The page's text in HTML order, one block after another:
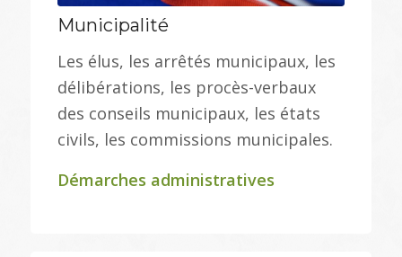
Municipalité
Les élus, les arrêtés municipaux, les
délibérations, les procès-verbaux
des conseils municipaux, les états
civils, les commissions municipales.
Démarches administratives